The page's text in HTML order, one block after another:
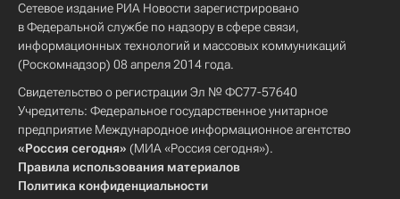
Сетевое издание РИА Новости зарегистрировано
в Федеральной службе по надзору в сфере связи,
информационных технологий и массовых коммуникаций
(Роскомнадзор) 08 апреля 2014 года.
Свидетельство о регистрации Эл № ФС77-57640
Учредитель: Федеральное государственное унитарное
предприятие Международное информационное агентство
«Россия сегодня» (МИА «Россия сегодня»).
Правила использования материалов
Политика конфиденциальности